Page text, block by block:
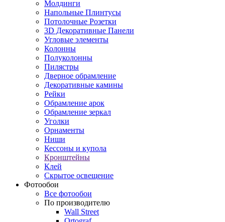
Молдинги
Напольные Плинтусы
Потолочные Розетки
3D Декоративные Панели
Угловые элементы
Колонны
Полуколонны
Пилястры
Дверное обрамление
Декоративные камины
Рейки
Обрамление арок
Обрамление зеркал
Уголки
Орнаменты
Ниши
Кессоны и купола
Кронштейны
Клей
Скрытое освещение
Фотообои
Все фотообои
По производителю
Wall Street